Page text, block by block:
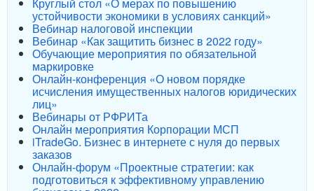
устойчивости экономики в условиях санкций»
Вебинар налоговой инспекции
Вебинар «Как защитить бизнес в 2022 году»
Обучающие мероприятия по обязательной
маркировке
Онлайн-конференция «О новом порядке
исчисления имущественных налогов юридических
лиц»
Вебинары от РФРИТа
Онлайн мероприятия Корпорации МСП
iTradeGo. Бизнес в интернете с нуля до первых
заказов
Онлайн-форум «Проектные стратегии: как
подготовиться к эффективному управлению